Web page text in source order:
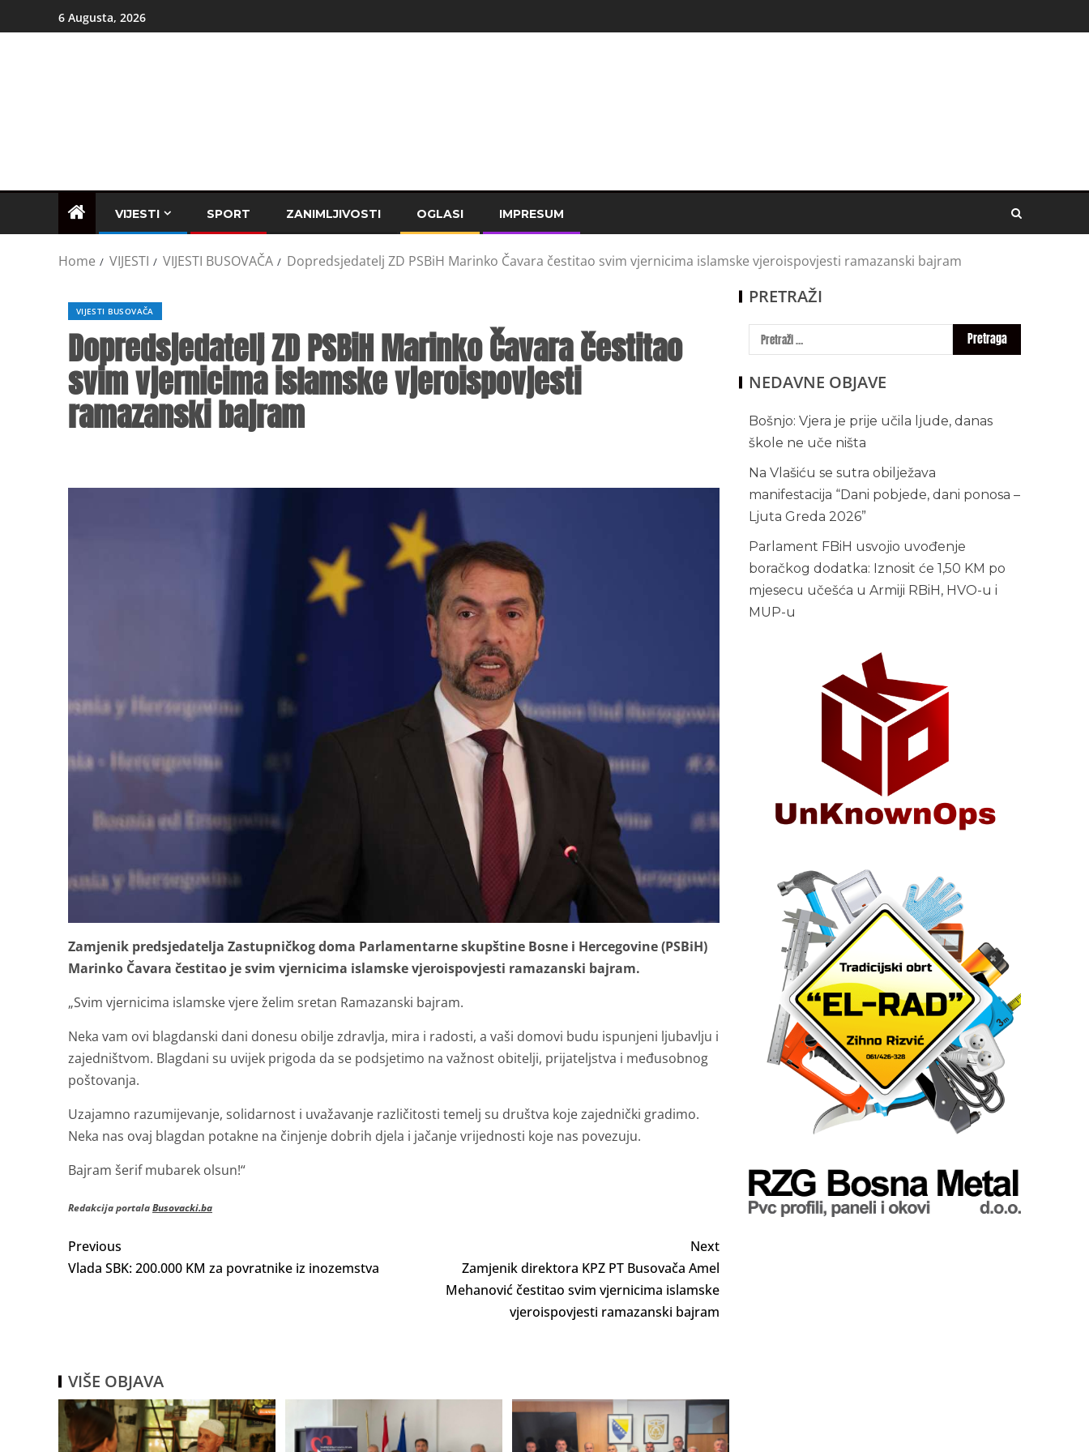
6 Augusta, 2026
VIJESTI SPORT ZANIMLJIVOSTI OGLASI IMPRESUM
Home VIJESTI VIJESTI BUSOVAČA Dopredsjedatelj ZD PSBiH Marinko Čavara čestitao svim vjernicima islamske vjeroispovjesti ramazanski bajram
VIJESTI BUSOVAČA
Dopredsjedatelj ZD PSBiH Marinko Čavara čestitao
svim vjernicima islamske vjeroispovjesti
ramazanski bajram
Zamjenik predsjedatelja Zastupničkog doma Parlamentarne skupštine Bosne i Hercegovine (PSBiH)
Marinko Čavara čestitao je svim vjernicima islamske vjeroispovjesti ramazanski bajram.
„Svim vjernicima islamske vjere želim sretan Ramazanski bajram.
Neka vam ovi blagdanski dani donesu obilje zdravlja, mira i radosti, a vaši domovi budu ispunjeni ljubavlju i
zajedništvom. Blagdani su uvijek prigoda da se podsjetimo na važnost obitelji, prijateljstva i međusobnog
poštovanja.
Uzajamno razumijevanje, solidarnost i uvažavanje različitosti temelj su društva koje zajednički gradimo.
Neka nas ovaj blagdan potakne na činjenje dobrih djela i jačanje vrijednosti koje nas povezuju.
Bajram šerif mubarek olsun!“
Redakcija portalaBusovacki.ba
Previous
Vlada SBK: 200.000 KM za povratnike iz inozemstva
Next
Zamjenik direktora KPZ PT Busovača Amel
Mehanović čestitao svim vjernicima islamske
vjeroispovjesti ramazanski bajram
VIŠE OBJAVA
PRETRAŽI
NEDAVNE OBJAVE
Bošnjo: Vjera je prije učila ljude, danas
škole ne uče ništa
Na Vlašiću se sutra obilježava
manifestacija “Dani pobjede, dani ponosa –
Ljuta Greda 2026”
Parlament FBiH usvojio uvođenje
boračkog dodatka: Iznosit će 1,50 KM po
mjesecu učešća u Armiji RBiH, HVO-u i
MUP-u